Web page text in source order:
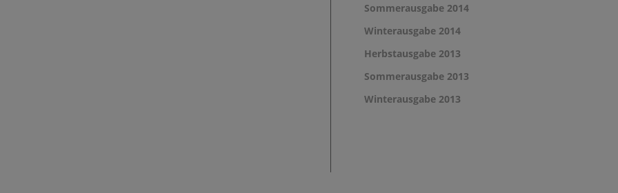
Sommerausgabe 2014
Winterausgabe 2014
Herbstausgabe 2013
Sommerausgabe 2013
Winterausgabe 2013